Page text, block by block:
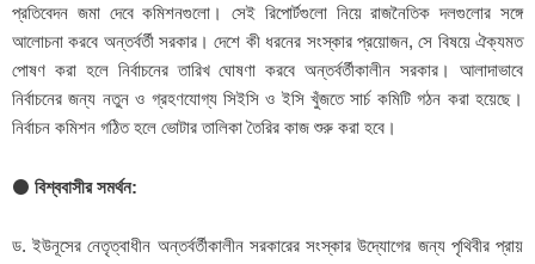
প্রতিবেদন জমা দেবে কমিশনগুলো। সেই রিপোর্টগুলো নিয়ে রাজনৈতিক দলগুলোর সঙ্গে
আলোচনা করবে অন্তর্বর্তী সরকার। দেশে কী ধরনের সংস্কার প্রয়োজন, সে বিষয়ে ঐক্যমত
পোষণ করা হলে নির্বাচনের তারিখ ঘোষণা করবে অন্তর্বর্তীকালীন সরকার। আলাদাভাবে
নির্বাচনের জন্য নতুন ও গ্রহণযোগ্য সিইসি ও ইসি খুঁজতে সার্চ কমিটি গঠন করা হয়েছে।
নির্বাচন কমিশন গঠিত হলে ভোটার তালিকা তৈরির কাজ শুরু করা হবে।
⚫ বিশ্ববাসীর সমর্থন:
ড. ইউনূসের নেতৃত্বাধীন অন্তর্বর্তীকালীন সরকারের সংস্কার উদ্যোগের জন্য পৃথিবীর প্রায়